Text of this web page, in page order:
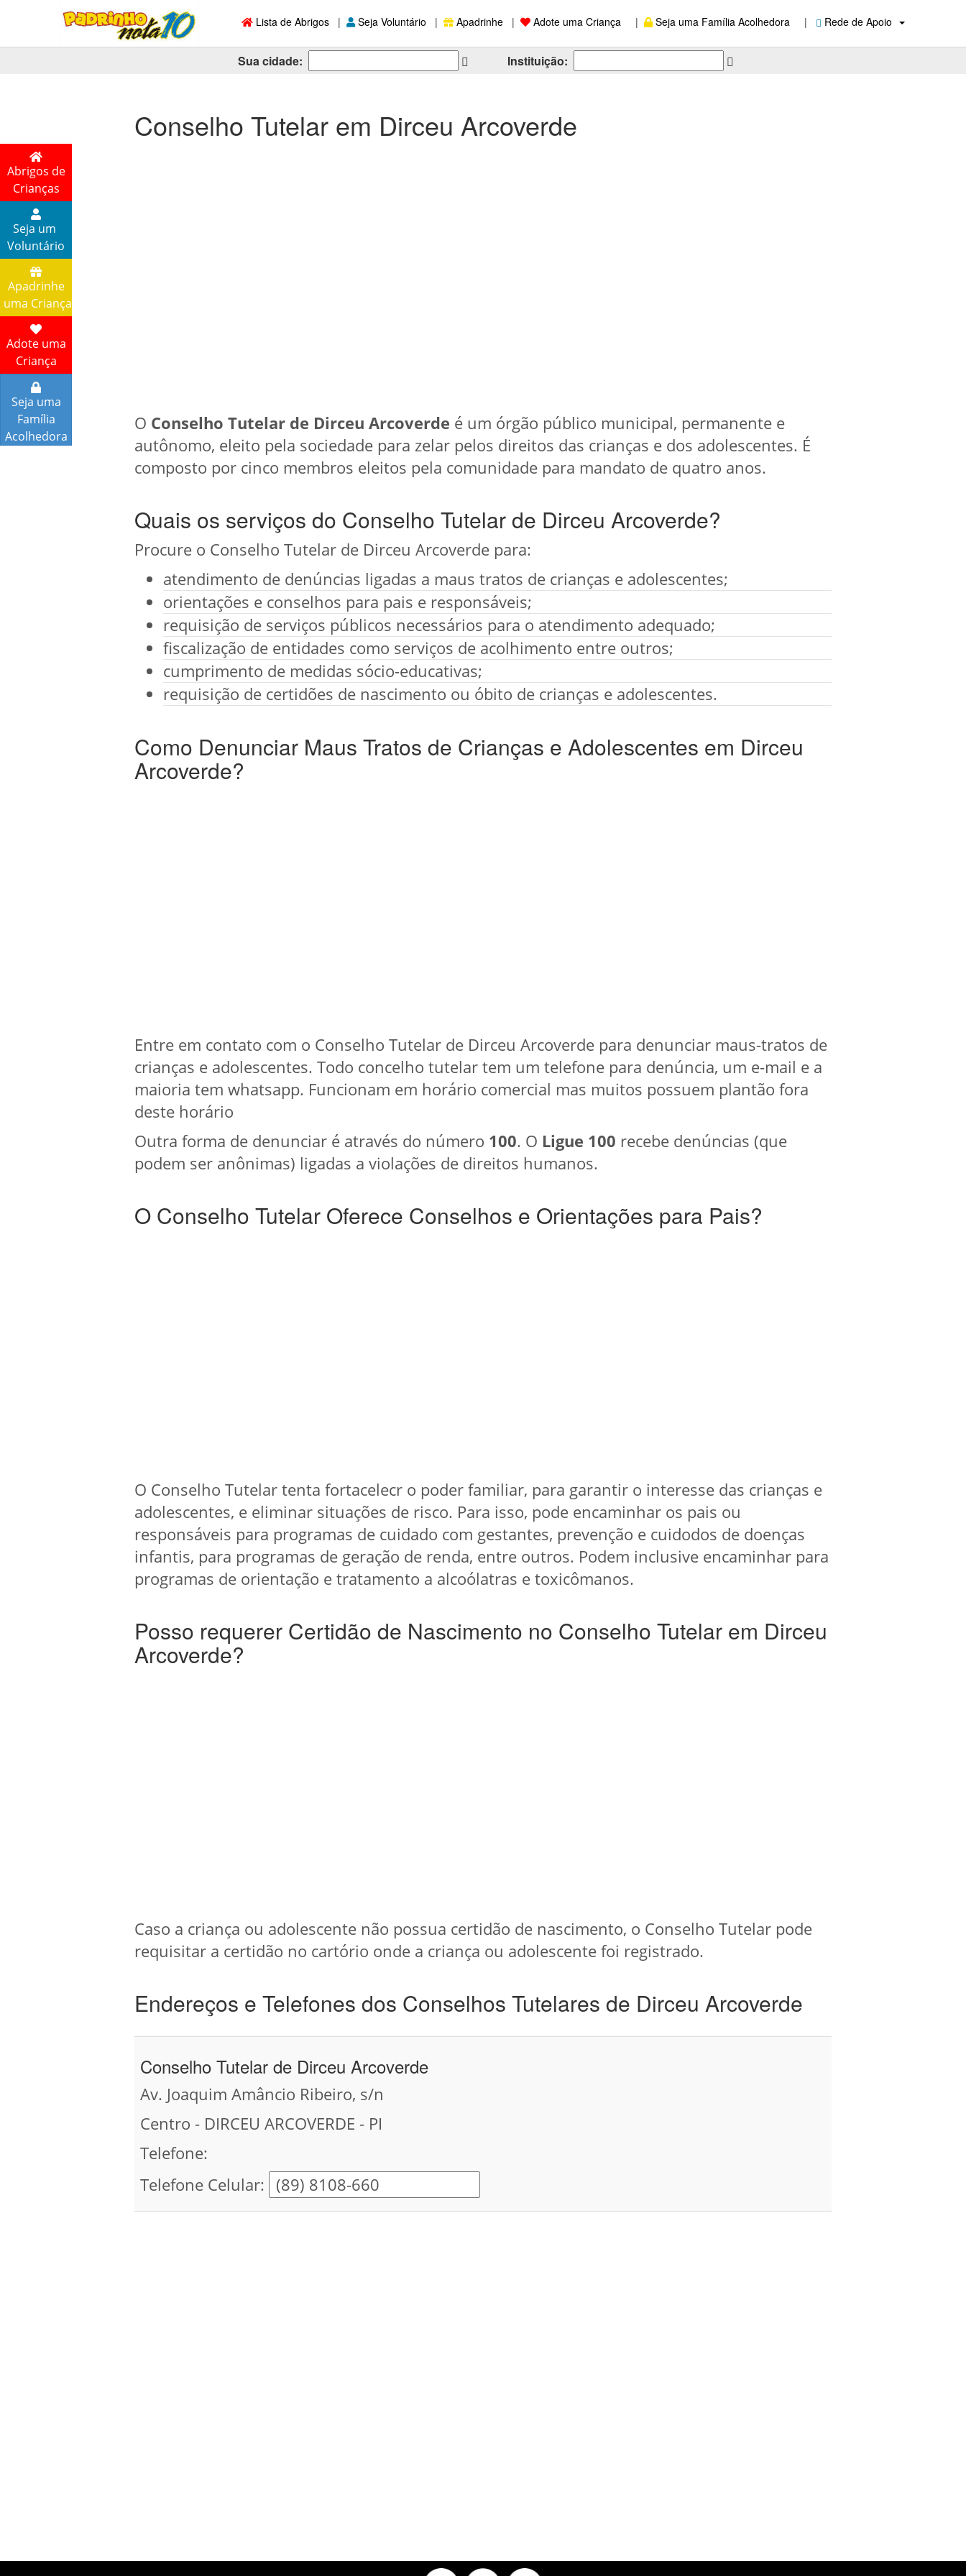
Lista de Abrigos | Seja Voluntário | Apadrinhe | Adote uma Criança | Seja uma Família Acolhedora | Rede de Apoio
Sua cidade: Instituição:
Abrigos de
Crianças
Seja um
Voluntário
Apadrinhe
uma Criança
Adote uma
Criança
Seja uma
Família
Acolhedora
Conselho Tutelar em Dirceu Arcoverde
O Conselho Tutelar de Dirceu Arcoverde é um órgão público municipal, permanente e
autônomo, eleito pela sociedade para zelar pelos direitos das crianças e dos adolescentes. É
composto por cinco membros eleitos pela comunidade para mandato de quatro anos.
Quais os serviços do Conselho Tutelar de Dirceu Arcoverde?
Procure o Conselho Tutelar de Dirceu Arcoverde para:
atendimento de denúncias ligadas a maus tratos de crianças e adolescentes;
orientações e conselhos para pais e responsáveis;
requisição de serviços públicos necessários para o atendimento adequado;
fiscalização de entidades como serviços de acolhimento entre outros;
cumprimento de medidas sócio-educativas;
requisição de certidões de nascimento ou óbito de crianças e adolescentes.
Como Denunciar Maus Tratos de Crianças e Adolescentes em Dirceu
Arcoverde?
Entre em contato com o Conselho Tutelar de Dirceu Arcoverde para denunciar maus-tratos de
crianças e adolescentes. Todo concelho tutelar tem um telefone para denúncia, um e-mail e a
maioria tem whatsapp. Funcionam em horário comercial mas muitos possuem plantão fora
deste horário
Outra forma de denunciar é através do número 100. O Ligue 100 recebe denúncias (que
podem ser anônimas) ligadas a violações de direitos humanos.
O Conselho Tutelar Oferece Conselhos e Orientações para Pais?
O Conselho Tutelar tenta fortacelecr o poder familiar, para garantir o interesse das crianças e
adolescentes, e eliminar situações de risco. Para isso, pode encaminhar os pais ou
responsáveis para programas de cuidado com gestantes, prevenção e cuidodos de doenças
infantis, para programas de geração de renda, entre outros. Podem inclusive encaminhar para
programas de orientação e tratamento a alcoólatras e toxicômanos.
Posso requerer Certidão de Nascimento no Conselho Tutelar em Dirceu
Arcoverde?
Caso a criança ou adolescente não possua certidão de nascimento, o Conselho Tutelar pode
requisitar a certidão no cartório onde a criança ou adolescente foi registrado.
Endereços e Telefones dos Conselhos Tutelares de Dirceu Arcoverde
Conselho Tutelar de Dirceu Arcoverde
Av. Joaquim Amâncio Ribeiro, s/n
Centro - DIRCEU ARCOVERDE - PI
Telefone:
Telefone Celular: